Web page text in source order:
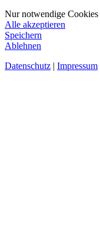
Nur notwendige Cookies
Alle akzeptieren
Speichern
Ablehnen
Datenschutz | Impressum